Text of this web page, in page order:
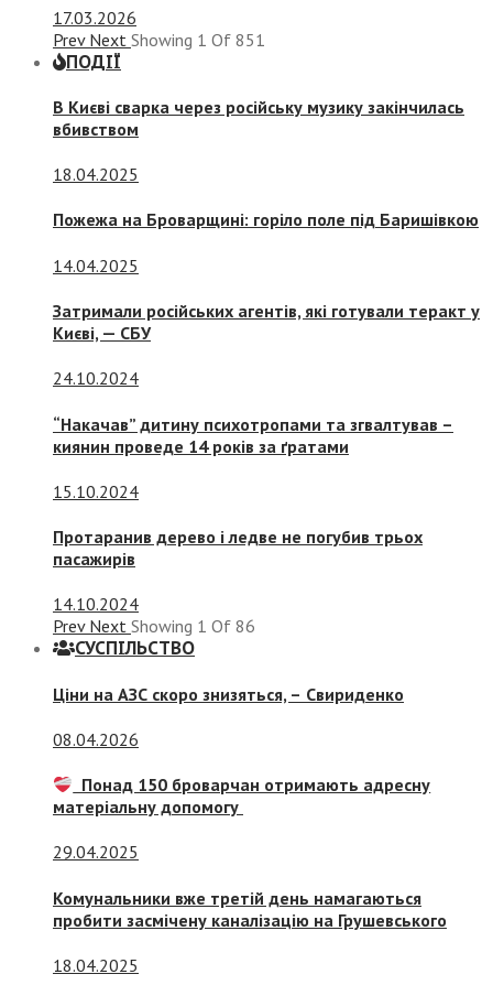
17.03.2026
Prev Next Showing 1 Of 851
ПОДІЇ
В Києві сварка через російську музику закінчилась
вбивством
18.04.2025
Пожежа на Броварщині: горіло поле під Баришівкою
14.04.2025
Затримали російських агентів, які готували теракт у
Києві, — СБУ
24.10.2024
“Накачав” дитину психотропами та згвалтував –
киянин проведе 14 років за ґратами
15.10.2024
Протаранив дерево і ледве не погубив трьох
пасажирів
14.10.2024
Prev Next Showing 1 Of 86
СУСПIЛЬСТВО
Ціни на АЗС скоро знизяться, – Свириденко
08.04.2026
Понад 150 броварчан отримають адресну
матеріальну допомогу
29.04.2025
Комунальники вже третій день намагаються
пробити засмічену каналізацію на Грушевського
18.04.2025